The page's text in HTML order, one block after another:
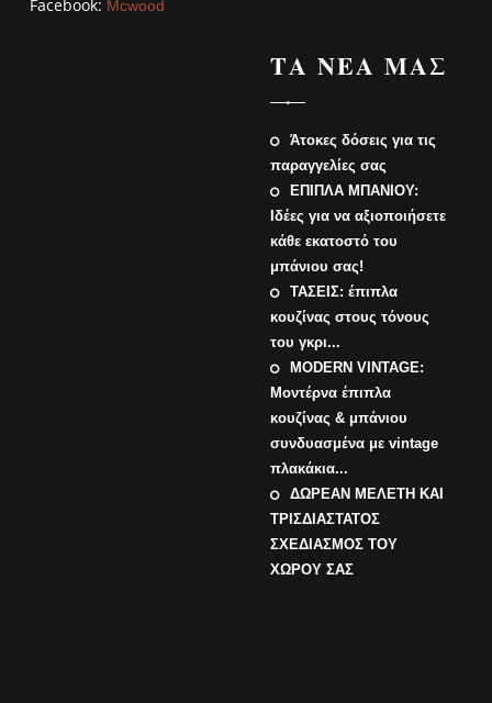
Facebook: Mcwood
ΤΑ ΝΕΑ ΜΑΣ
Άτοκες δόσεις για τις
παραγγελίες σας
ΕΠΙΠΛΑ ΜΠΑΝΙΟΥ:
Ιδέες για να αξιοποιήσετε
κάθε εκατοστό του
μπάνιου σας!
ΤΑΣΕΙΣ: έπιπλα
κουζίνας στους τόνους
του γκρι...
MODERN VINTAGE:
Μοντέρνα έπιπλα
κουζίνας & μπάνιου
συνδυασμένα με vintage
πλακάκια...
ΔΩΡΕΑΝ ΜΕΛΕΤΗ ΚΑΙ
ΤΡΙΣΔΙΑΣΤΑΤΟΣ
ΣΧΕΔΙΑΣΜΟΣ ΤΟΥ
ΧΩΡΟΥ ΣΑΣ